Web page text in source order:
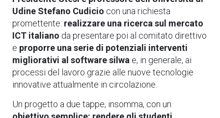
Udine Stefano Cudicio con una richiesta
promettente: realizzare una ricerca sul mercato
ICT italiano da presentare poi al comitato direttivo
e proporre una serie di potenziali interventi
migliorativi al software silwa e, in generale, ai
processi del lavoro grazie alle nuove tecnologie
innovative attualmente in circolazione.
Un progetto a due tappe, insomma, con un